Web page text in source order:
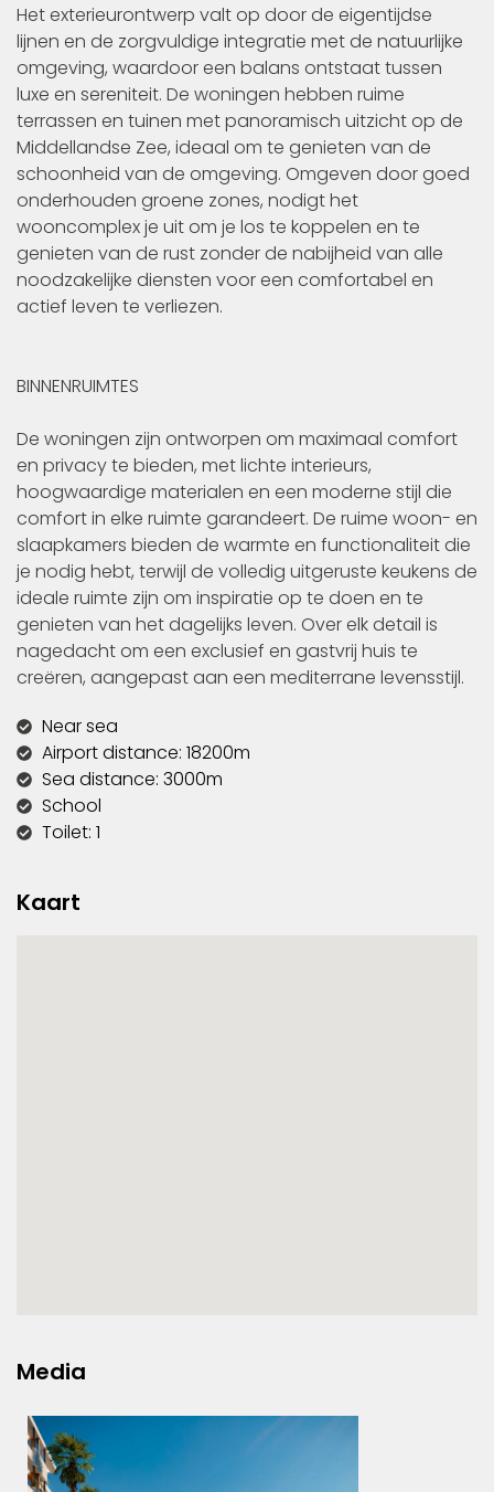
Het exterieurontwerp valt op door de eigentijdse
lijnen en de zorgvuldige integratie met de natuurlijke
omgeving, waardoor een balans ontstaat tussen
luxe en sereniteit. De woningen hebben ruime
terrassen en tuinen met panoramisch uitzicht op de
Middellandse Zee, ideaal om te genieten van de
schoonheid van de omgeving. Omgeven door goed
onderhouden groene zones, nodigt het
wooncomplex je uit om je los te koppelen en te
genieten van de rust zonder de nabijheid van alle
noodzakelijke diensten voor een comfortabel en
actief leven te verliezen.
BINNENRUIMTES
De woningen zijn ontworpen om maximaal comfort
en privacy te bieden, met lichte interieurs,
hoogwaardige materialen en een moderne stijl die
comfort in elke ruimte garandeert. De ruime woon- en
slaapkamers bieden de warmte en functionaliteit die
je nodig hebt, terwijl de volledig uitgeruste keukens de
ideale ruimte zijn om inspiratie op te doen en te
genieten van het dagelijks leven. Over elk detail is
nagedacht om een exclusief en gastvrij huis te
creëren, aangepast aan een mediterrane levensstijl.
Near sea
Airport distance: 18200m
Sea distance: 3000m
School
Toilet: 1
Kaart
Media